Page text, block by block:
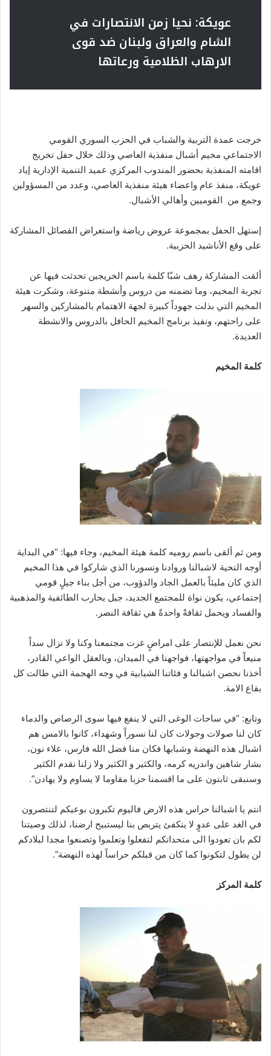
عويكة: نحيا زمن الانتصارات في
الشام والعراق ولبنان ضد قوى
الارهاب الظلامية ورعاتها
خرجت عمدة التربية والشباب في الحزب السوري القومي
الاجتماعي مخيم أشبال منفذية العاصي وذلك خلال حفل تخريج
اقامته المنفذية بحضور المندوب المركزي عميد التنمية الإدارية إياد
عويكة، منفذ عام واعضاء هيئة منفذية العاصي، وعدد من المسؤولين
وجمع من القوميين وأهالي الأشبال.
إستهل الحفل بمجموعة عروض رياضة واستعراض الفصائل المشاركة
على وقع الأناشيد الحزبية.
ألقت المشاركة رهف شبّا كلمة باسم الخريجين تحدثت فيها عن
تجربة المخيم، وما تضمنه من دروس وأنشطة متنوعة، وشكرت هيئة
المخيم التي بذلت جهوداً كبيرة لجهة الاهتمام بالمشاركين والسهر
على راحتهم، ونفيذ برنامج المخيم الحافل بالدروس والانشطة
العديدة.
كلمة المخيم
ومن ثم ألقى باسم روميه كلمة هيئة المخيم، وجاء فيها: “في البداية
أوجه التحية لاشبالنا وروادنا ونسورنا الذي شاركوا في هذا المخيم
الذي كان مليئاً بالعمل الجاد والدؤوب، من أجل بناء جيلٍ قومي
إجتماعي، يكون نواة للمجتمع الجديد، جيل يحارب الطائفية والمذهبية
والفساد ويحمل ثقافةً واحدةً هي ثقافة النصر.
نحن نعمل للإنتصار على امراضٍ غزت مجتمعنا وكنا ولا نزال سداً
منيعاً في مواجهتها، فواجهنا في الميدان، وبالعقل الواعي القادر،
أخذنا نحصن اشبالنا و فئاتنا الشبابية في وجه الهجمة التي طالت كل
بقاع الامة.
وتابع: “في ساحات الوغى التي لا ينفع فيها سوى الرصاص والدماء
كان لنا صولات وجولات كان لنا نسوراً وشهداء، كانوا بالامس هم
اشبال هذه النهضة وشبابها فكان منا فضل الله فارس، علاء نون،
بشار شاهين واندريه كرمه، والكثير و الكثير ولا زلنا نقدم الكثير
وسنبقى ثابتون على ما اقسمنا حزبا مقاوما لا يساوم ولا يهادن”.
انتم يا اشبالنا حراس هذه الارض فاليوم تكبرون بوعيكم لتنتصرون
في الغد على عدوٍ لا ينكفئ يتربص بنا ليستبيح ارضنا، لذلك وصيتنا
لكم بان تعودوا الى متحداتكم لتفعلوا وتعلموا وتصنعوا مجدا لبلادكم
لن يطول لتكونوا كما كان من قبلكم حراساً لهذه النهضة”.
كلمة المركز